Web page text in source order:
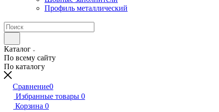
Профиль металлический
Каталог
По всему сайту
По каталогу
Сравнение0
Избранные товары 0
Корзина 0